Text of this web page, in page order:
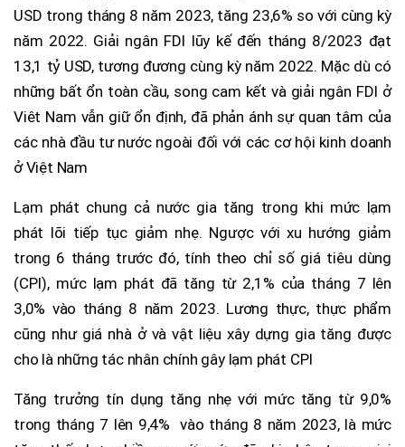
USD trong tháng 8 năm 2023, tăng 23,6% so với cùng kỳ
năm 2022. Giải ngân FDI lũy kế đến tháng 8/2023 đạt
13,1 tỷ USD, tương đương cùng kỳ năm 2022. Mặc dù có
những bất ổn toàn cầu, song cam kết và giải ngân FDI ở
Viêt Nam vẫn giữ ổn định, đã phản ánh sự quan tâm của
các nhà đầu tư nước ngoài đối với các cơ hội kinh doanh
ở Việt Nam
Lạm phát chung cả nước gia tăng trong khi mức lạm
phát lõi tiếp tục giảm nhẹ. Ngược với xu hướng giảm
trong 6 tháng trước đó, tính theo chỉ số giá tiêu dùng
(CPI), mức lạm phát đã tăng từ 2,1% của tháng 7 lên
3,0% vào tháng 8 năm 2023. Lương thực, thực phẩm
cũng như giá nhà ở và vật liệu xây dựng gia tăng được
cho là những tác nhân chính gây lạm phát CPI
Tăng trưởng tín dụng tăng nhẹ với mức tăng từ 9,0%
trong tháng 7 lên 9,4% vào tháng 8 năm 2023, là mức